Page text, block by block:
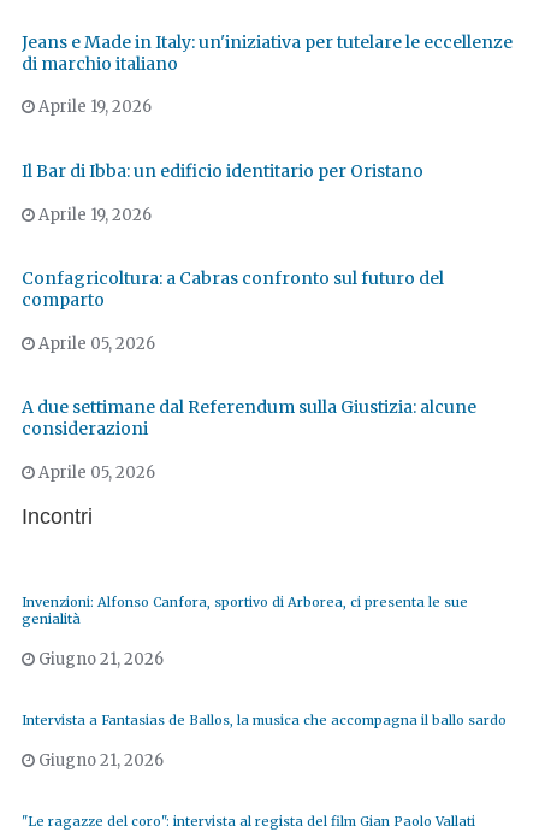
Jeans e Made in Italy: un'iniziativa per tutelare le eccellenze
di marchio italiano
Aprile 19, 2026
Il Bar di Ibba: un edificio identitario per Oristano
Aprile 19, 2026
Confagricoltura: a Cabras confronto sul futuro del
comparto
Aprile 05, 2026
A due settimane dal Referendum sulla Giustizia: alcune
considerazioni
Aprile 05, 2026
Incontri
Invenzioni: Alfonso Canfora, sportivo di Arborea, ci presenta le sue
genialità
Giugno 21, 2026
Intervista a Fantasias de Ballos, la musica che accompagna il ballo sardo
Giugno 21, 2026
"Le ragazze del coro": intervista al regista del film Gian Paolo Vallati